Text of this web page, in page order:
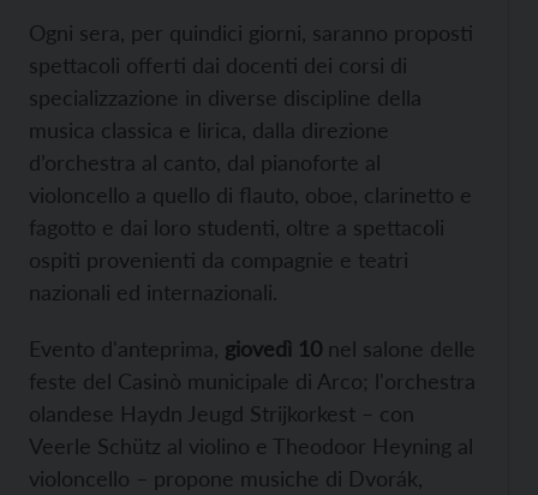
Ogni sera, per quindici giorni, saranno proposti
spettacoli offerti dai docenti dei corsi di
specializzazione in diverse discipline della
musica classica e lirica, dalla direzione
d’orchestra al canto, dal pianoforte al
violoncello a quello di flauto, oboe, clarinetto e
fagotto e dai loro studenti, oltre a spettacoli
ospiti provenienti da compagnie e teatri
nazionali ed internazionali.
Evento d'anteprima, giovedì 10 nel salone delle
feste del Casinò municipale di Arco; l'orchestra
olandese Haydn Jeugd Strijkorkest – con
Veerle Schütz al violino e Theodoor Heyning al
violoncello – propone musiche di Dvorák,